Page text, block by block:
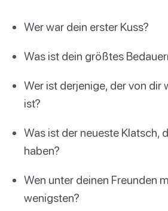
Wer war dein erster Kuss?
Was ist dein größtes
Wer ist derjenige, der von dir
ist?
Was ist der neueste Klatsch,
haben?
Wen unter deinen Freunden
wenigsten?